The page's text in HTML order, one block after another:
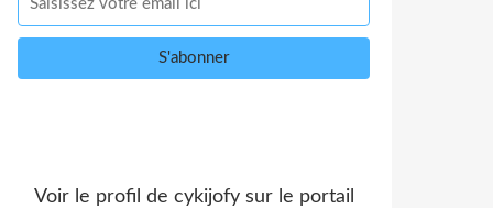
Voir le profil de cykijofysur le portail